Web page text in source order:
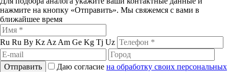
нажмите на кнопку «Отправить». Мы свяжемся с вами в
ближайшее время
Ru Ru By Kz Az Am Ge Kg Tj Uz
Отправить Даю согласие на обработку своих персональных